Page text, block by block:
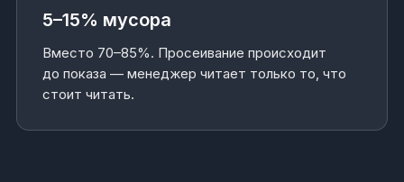
5–15% мусора
Вместо 70–85%. Просеивание происходит
до показа — менеджер читает только то, что
стоит читать.